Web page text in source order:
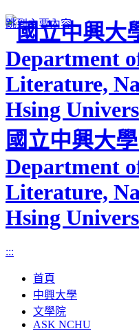
跳到主要內容
國立中興大
Department
Literature,
Hsing
:::
首頁
中興大學
文學院
ASK NCHU